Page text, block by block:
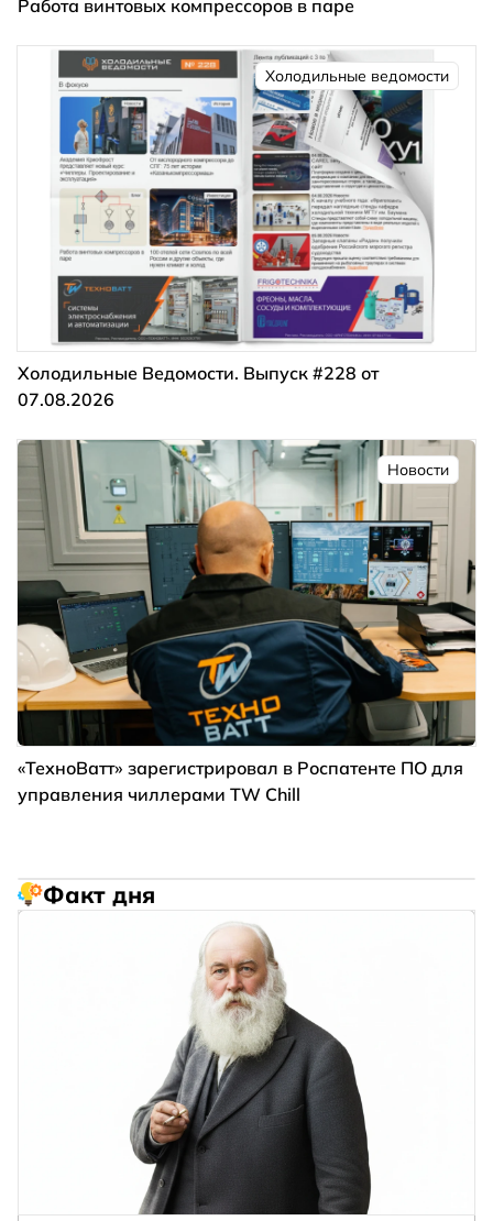
Работа винтовых компрессоров в паре
Холодильные ведомости
Холодильные Ведомости. Выпуск #228 от
07.08.2026
Новости
«ТехноВатт» зарегистрировал в Роспатенте ПО для
управления чиллерами TW Chill
Факт дня